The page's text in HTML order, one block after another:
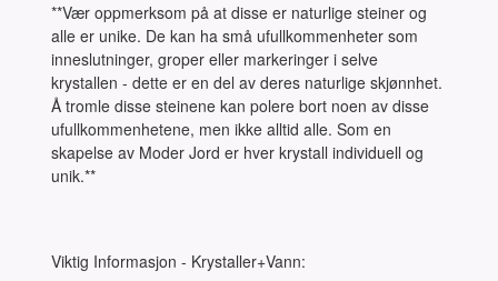
**Vær oppmerksom på at disse er naturlige steiner og
alle er unike. De kan ha små ufullkommenheter som
inneslutninger, groper eller markeringer i selve
krystallen - dette er en del av deres naturlige skjønnhet.
Å tromle disse steinene kan polere bort noen av disse
ufullkommenhetene, men ikke alltid alle. Som en
skapelse av Moder Jord er hver krystall individuell og
unik.**
Viktig Informasjon - Krystaller+Vann: